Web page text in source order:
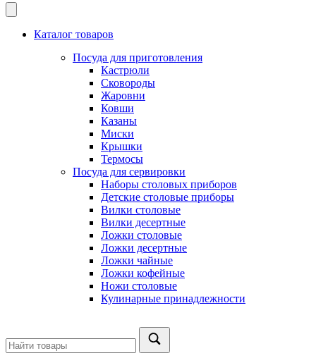
Каталог товаров
Посуда для приготовления
Кастрюли
Сковороды
Жаровни
Ковши
Казаны
Миски
Крышки
Термосы
Посуда для сервировки
Наборы столовых приборов
Детские столовые приборы
Вилки столовые
Вилки десертные
Ложки столовые
Ложки десертные
Ложки чайные
Ложки кофейные
Ножи столовые
Кулинарные принадлежности